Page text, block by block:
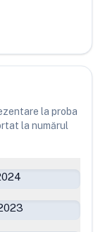
la proba
la numărul